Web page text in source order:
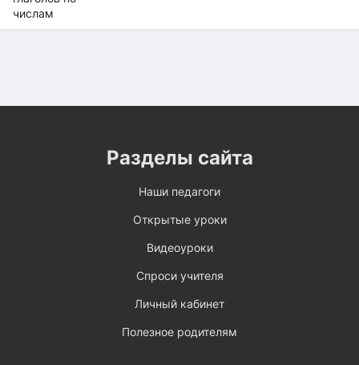
Разделы сайта
Наши педагоги
Открытые уроки
Видеоуроки
Спроси учителя
Личный кабинет
Полезное родителям